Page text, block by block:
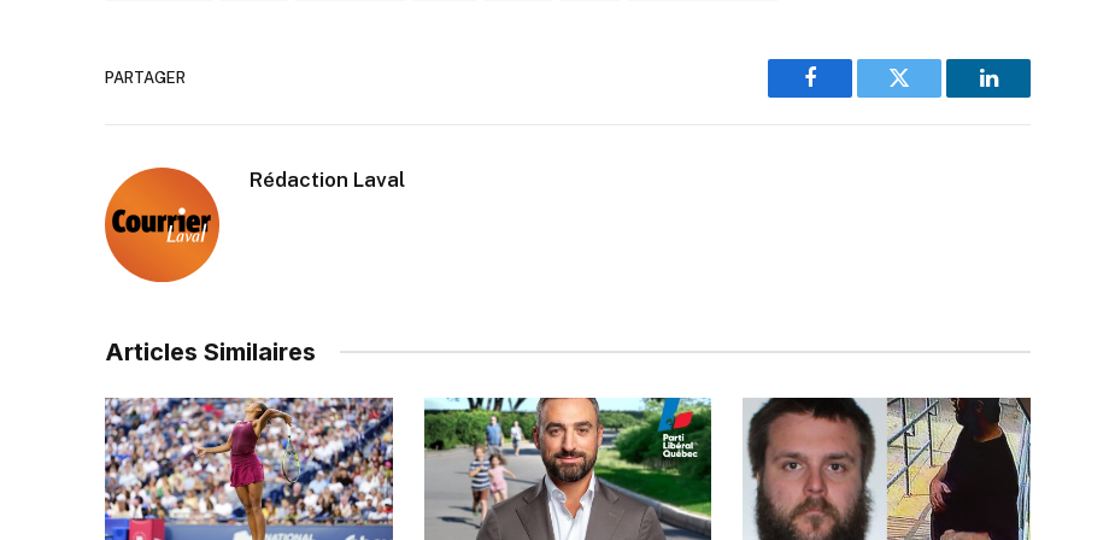
PARTAGER
Facebook Twitter LinkedIn
Rédaction Laval
Articles Similaires